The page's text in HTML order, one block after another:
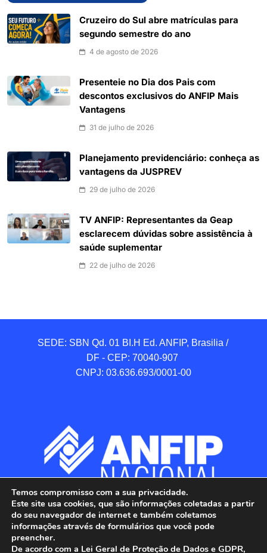
Cruzeiro do Sul abre matrículas para
segundo semestre do ano
4 de agosto de 2026
Presenteie no Dia dos Pais com
descontos exclusivos do ANFIP Mais
Vantagens
31 de julho de 2026
Planejamento previdenciário: conheça as
vantagens da JUSPREV
29 de julho de 2026
TV ANFIP: Representantes da Geap
esclarecem dúvidas sobre assistência à
saúde suplementar
22 de julho de 2026
SEDE: SBN Qd. 01 BI.H Ed. ANFIP, Brasilia /
DF - CEP: 70040-907
CNPJ: 03.636.693/0001-00
Temos compromisso com a sua privacidade.
Este site usa cookies, que são informações coletadas a partir
do seu navegador de internet e também coletamos
informações através de formulários que você pode
preencher.
De acordo com a Lei Geral de Proteção de Dados e GDPR,